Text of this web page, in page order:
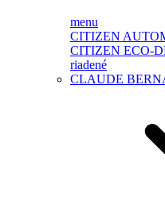
menu
CITIZEN
CITIZEN ECO-
riadené
CLAUDE